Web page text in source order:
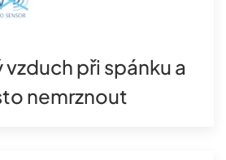
při spánku a
nemrznout